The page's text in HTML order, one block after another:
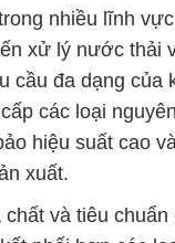
nhiều lĩnh
xử lý nước thải
cầu đa dạng của
các loại
hiệu suất cao
xuất.
và tiêu